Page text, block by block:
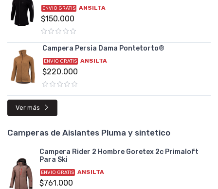
ENVIO GRATIS ANSILTA
$150.000
Campera Persia Dama Pontetorto®
ENVIO GRATIS ANSILTA
$220.000
Ver más
Camperas de Aislantes Pluma y sintetico
Campera Rider 2 Hombre Goretex 2c Primaloft
Para Ski
ENVIO GRATIS ANSILTA
$761.000